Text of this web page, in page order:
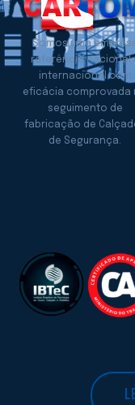
Somos uma
referência nacional
internacional com
eficácia comprovada
seguimento de
fabricação de
de Segurança.